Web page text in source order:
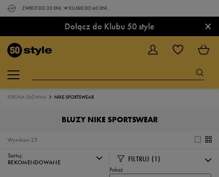
ZWROT DO 30 DNI. W KLUBIE DO 60 DNI.
Dołącz do Klubu 50 style ×
STRONA GŁÓWNA NIKE SPORTSWEAR
BLUZY NIKE SPORTSWEAR
25
Wyników
Sortuj:
REKOMENDOWANE
FILTRUJ (1)
Pokaż